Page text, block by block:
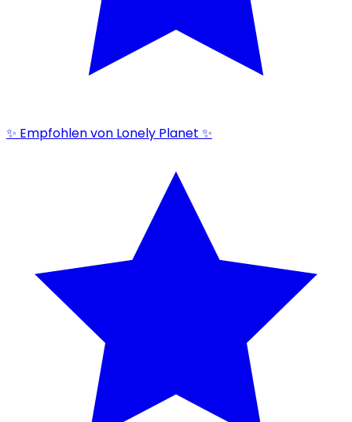
✨ Empfohlen von Lonely Planet ✨